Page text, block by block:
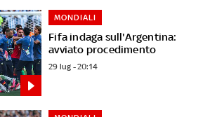
Fifa indaga sull'Argentina:
avviato procedimento
MONDIALI
29 lug - 20:14